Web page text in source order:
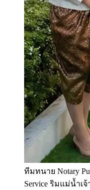
ทีมทนาย Notary
Service ริมแม่น้ำเ